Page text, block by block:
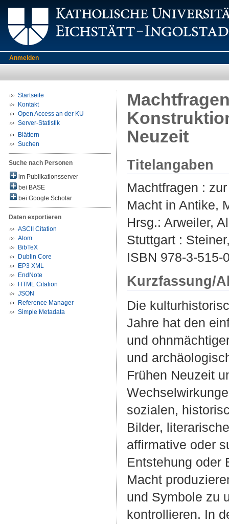
Anmelden
Startseite
Kontakt
Open Access an der KU
Server-Statistik
Blättern
Suchen
Suche nach Personen
im Publikationsserver
bei BASE
bei Google Scholar
Daten exportieren
ASCII Citation
Atom
BibTeX
Dublin Core
EP3 XML
EndNote
HTML Citation
JSON
Reference Manager
Simple Metadata
Neuzeit
Titelangaben
Machtfragen :
Macht in Antike,
Hrsg.: Arweiler,
Stuttgart :
ISBN 978-3-515-
Kurzfassung/
Die
Jahre hat den
und
und
Frühen Neuzeit
sozialen,
Bilder,
affirmative oder
Entstehung oder
Macht
und Symbole zu
kontrollieren. In